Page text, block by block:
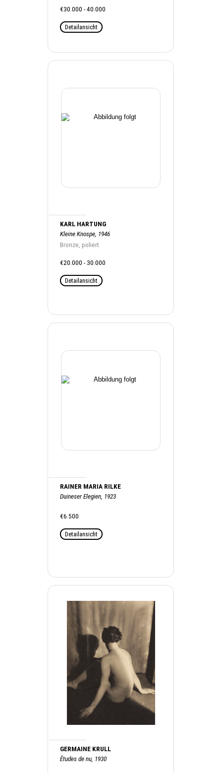
€30.000 - 40.000
Detailansicht
KARL HARTUNG
Kleine Knospe, 1946
Bronze, poliert
€20.000 - 30.000
Detailansicht
RAINER MARIA RILKE
Duineser Elegien, 1923
€6.500
Detailansicht
GERMAINE KRULL
Ètudes de nu, 1930